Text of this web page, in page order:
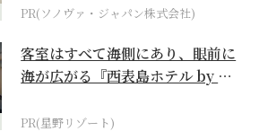
PR(ソノヴァ・ジャパン株式会社)
客室はすべて海側にあり、眼前に
海が広がる『西表島ホテル by 星
PR(星野リゾート)